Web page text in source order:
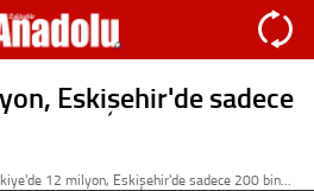
Eskişehir'de sadece
12 milyon, Eskişehir'de sadece 200 bin...